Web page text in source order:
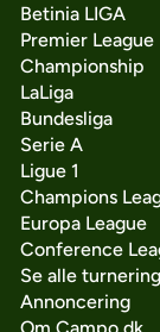
Betinia LIGA
Premier League
Championship
LaLiga
Bundesliga
Serie A
Ligue 1
Champions
Europa League
Conference
Se alle
Annoncering